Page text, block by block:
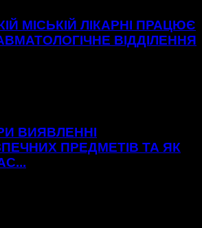
МІСЬКІЙ ЛІКАРНІ ПРАЦЮЄ
ВІДДІЛЕННЯ
ВИЯВЛЕННІ
ПРЕДМЕТІВ ТА ЯК